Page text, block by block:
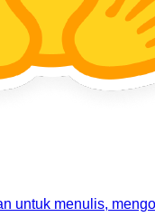
untuk menulis,